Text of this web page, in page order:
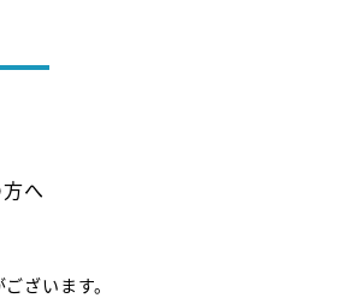
へ
ざいます。